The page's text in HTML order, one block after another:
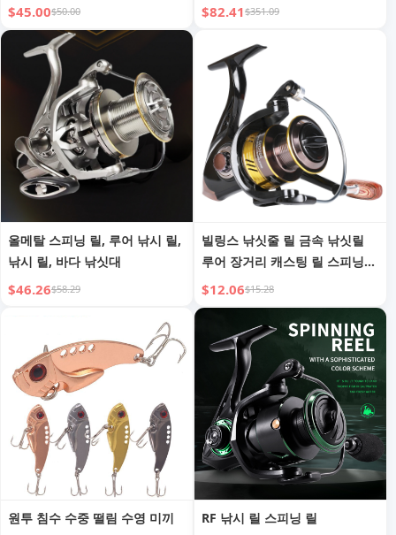
$45.00$50.00 시프터 케이블
$82.41$351.09
올메탈 스피닝 릴, 루어 낚시 릴,
낚시 릴, 바다 낚싯대
$46.26$58.29
빌링스 낚싯줄 릴 금속 낚싯릴
루어 장거리 캐스팅 릴 스피닝
릴 낚시 장비 대용량 라인컵 낚
시 릴 도매
$12.06$15.28
원투 침수 수중 떨림 수영 미끼 RF 낚시 릴 스피닝 릴